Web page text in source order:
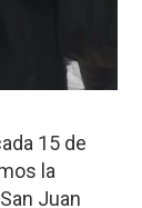
15 de
la
Juan